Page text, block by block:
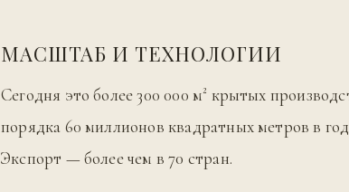
МАСШТАБ И ТЕХНОЛОГИИ
Сегодня это более 300 000 м² крытых
порядка 60 миллионов квадратных метров в
Экспорт — более чем в 70 стран.